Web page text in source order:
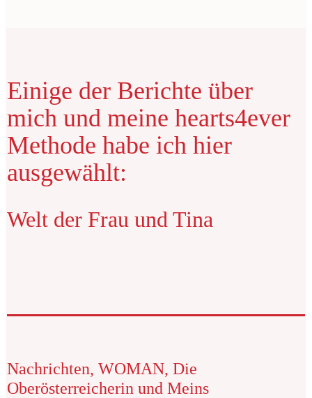
Einige der Berichte über
mich und meine hearts4ever
Methode habe ich hier
ausgewählt:
Welt der Frau und Tina
Nachrichten, WOMAN, Die
Oberösterreicherin und Meins